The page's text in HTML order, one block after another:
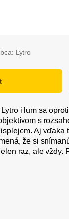
Lytro
illum sa
s
Aj vďaka
že si
raz, ale vždy.